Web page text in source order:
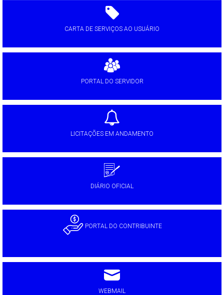
CARTA DE SERVIÇOS AO USUÁRIO
PORTAL DO SERVIDOR
LICITAÇÕES EM ANDAMENTO
DIÁRIO OFICIAL
PORTAL DO CONTRIBUINTE
WEBMAIL